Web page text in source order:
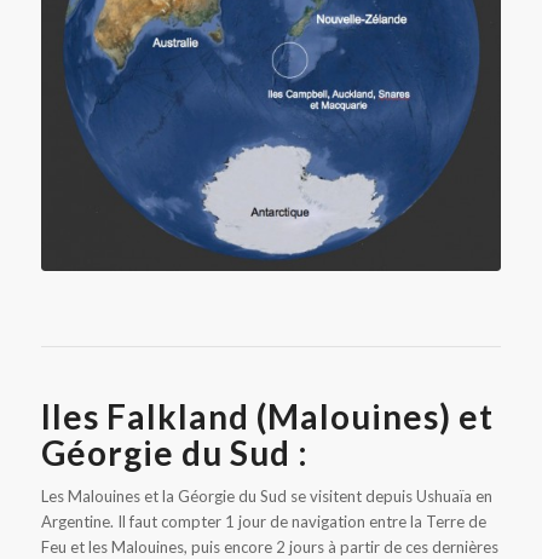
Localisation des îles subantarctiques d’Australie et de Nouvelle-
Zélande
Iles Falkland (Malouines) et
Géorgie du Sud :
Les Malouines et la Géorgie du Sud se visitent depuis Ushuaïa en
Argentine. Il faut compter 1 jour de navigation entre la Terre de
Feu et les Malouines, puis encore 2 jours à partir de ces dernières